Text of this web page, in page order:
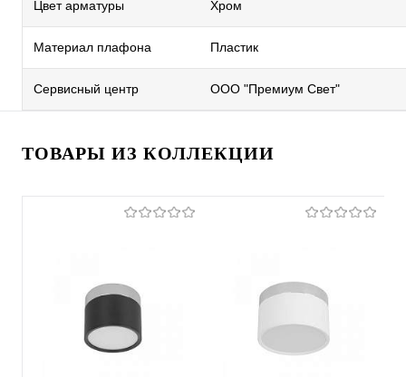
Цвет арматуры Хром
Материал плафона Пластик
Сервисный центр ООО "Премиум Свет"
ТОВАРЫ ИЗ КОЛЛЕКЦИИ